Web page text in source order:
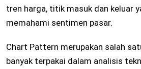
tren harga, titik masuk dan keluar
memahami sentimen pasar.
Chart Pattern merupakan salah
banyak terpakai dalam analisis